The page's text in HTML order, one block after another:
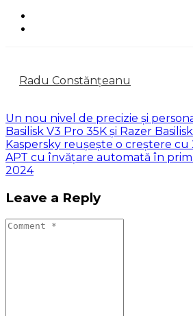
Radu Constănțeanu
Un nou nivel de precizie și
Basilisk V3 Pro 35K și Razer
Kaspersky reușește o creștere cu
APT cu învățare automată în
2024
Leave a Reply